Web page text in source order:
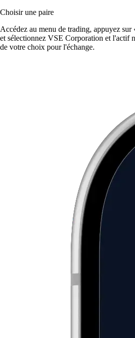
Choisir une paire
Accédez au menu de trading, appuyez
et sélectionnez VSE Corporation et l'actif
de votre choix pour l'échange.